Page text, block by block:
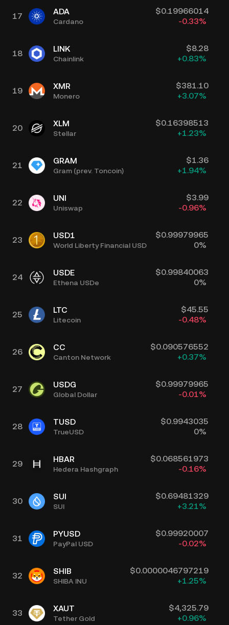
17 ADA
Cardano
$0.19966014
-0.33%
18 LINK
Chainlink
$8.28
+0.83%
19 XMR
Monero
$381.10
+3.07%
20 XLM
Stellar
$0.16398513
+1.23%
21 GRAM
Gram (prev. Toncoin)
$1.36
+1.94%
22 UNI
Uniswap
$3.99
-0.96%
23 USD1
World Liberty Financial USD
$0.99979965
0%
24 USDE
Ethena USDe
$0.99840063
0%
25 LTC
Litecoin
$45.55
-0.48%
26 CC
Canton Network
$0.090576552
+0.37%
27 USDG
Global Dollar
$0.99979965
-0.01%
28 TUSD
TrueUSD
$0.9943035
0%
29 HBAR
Hedera Hashgraph
$0.068561973
-0.16%
30 SUI
SUI
$0.69481329
+3.21%
31 PYUSD
PayPal USD
$0.99920007
-0.02%
32 SHIB
SHIBA INU
$0.0000046797219
+1.25%
33 XAUT
Tether Gold
$4,325.79
+0.96%